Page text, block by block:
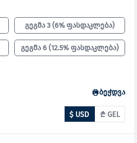
გეგმა 3 (6% ფასდაკლება)
გეგმა 6 (12.5% ფასდაკლება)
ბეჭდვა
$ USD ₾ GEL